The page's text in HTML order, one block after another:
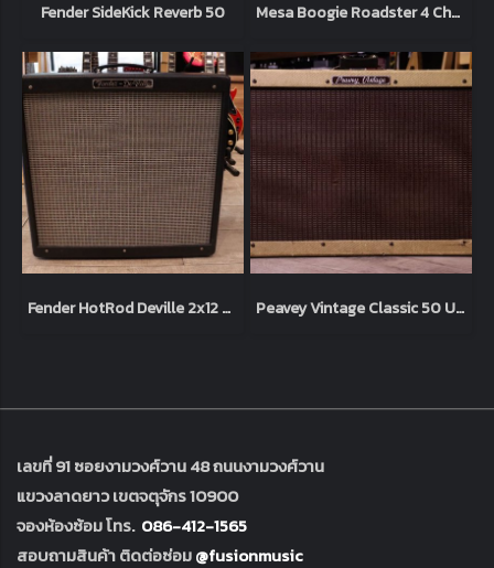
Fender SideKick Reverb 50 Mesa Boogie Roadster 4 Chanel 120watt + foot ไฟ 220
Fender HotRod Deville 2x12 Usa ไฟ 220 Peavey Vintage Classic 50 Usa
เลขที่ 91 ซอยงามวงศ์วาน 48 ถนนงามวงศ์วาน
แขวงลาดยาว เขตจตุจักร 10900
จองห้องซ้อม โทร. 086-412-1565
สอบถามสินค้า ติดต่อซ่อม@fusionmusic